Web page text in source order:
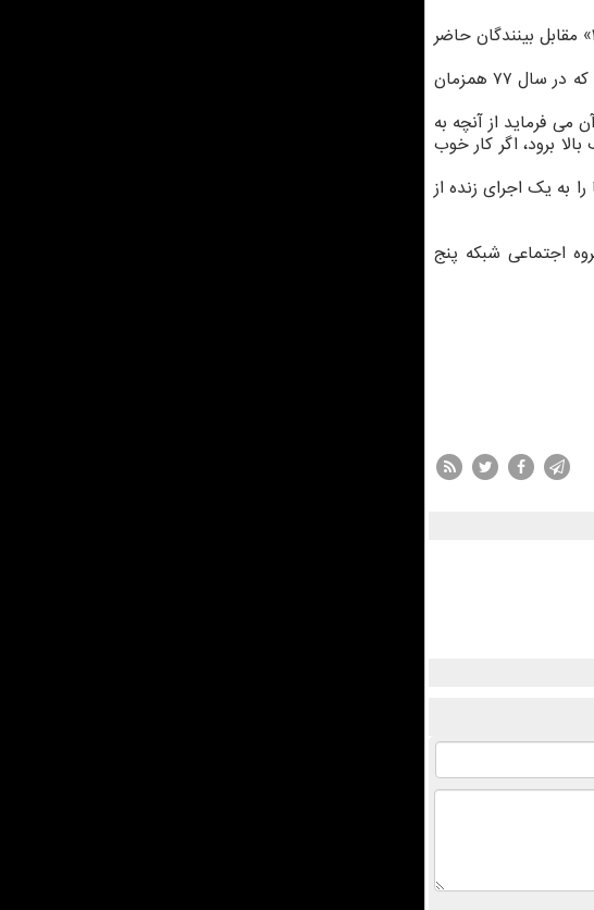
مهمان دوم برنامه نیز خواننده ای بود که بعد از مدت ها دوری از تلویزیون، بار دیگر در قاب «جشن رمضان ۱۴۰۰» مقابل بینندگان حاضر
«غریبه» بود که در سال ۷۷ همزمان
می فرماید از آنچه به
برود، اگر کار خوب
به یک اجرای زنده از
کاری از گروه اجتماعی شبکه پنج